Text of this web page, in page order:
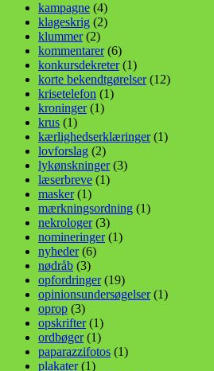
kampagne (4)
klageskrig (2)
klummer(2)
kommentarer(6)
konkursdekreter(1)
korte bekendtgørelser(12)
krisetelefon (1)
kroninger(1)
krus (1)
kærlighedserklæringer(1)
lovforslag (2)
lykønskninger(3)
læserbreve (1)
masker(1)
mærkningsordning (1)
nekrologer(3)
nomineringer(1)
nyheder(6)
nødråb (3)
opfordringer(19)
opinionsundersøgelser(1)
oprop (3)
opskrifter(1)
ordbøger(1)
paparazzifotos (1)
plakater(1)